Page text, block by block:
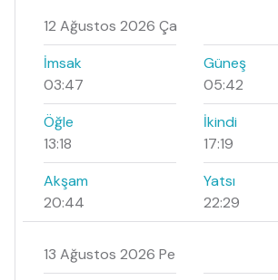
12 Ağustos 2026 Ça
İmsak
03:47
Güneş
05:42
Öğle
13:18
İkindi
17:19
Akşam
20:44
Yatsı
22:29
13 Ağustos 2026 Pe